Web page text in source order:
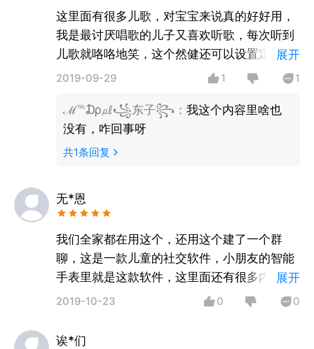
这里面有很多儿歌，对宝宝来说真的好好用，
我是最讨厌唱歌的儿子又喜欢听歌，每次听到
儿歌就咯咯地笑，这个然健还可以设置定时关
机，调整好后给小孩子玩到点了就会关机，这
展开
2019-09-29 1 1
ℳ℡₯㎕꧁东子꧂ ： 我这个内容里啥也
没有，咋回事呀
共1条回复
无*恩
我们全家都在用这个，还用这个建了一个群
聊，这是一款儿童的社交软件，小朋友的智能
手表里就是这款软件，这里面还有很多内容，
有三字经、诗歌古诗词等等，有时候还可以点
展开
2019-10-23 0 0
诶*们